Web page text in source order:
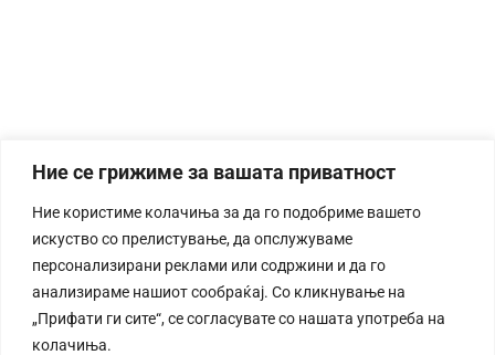
Ние се грижиме за вашата приватност
Ние користиме колачиња за да го подобриме вашето
искуство со прелистување, да опслужуваме
персонализирани реклами или содржини и да го
анализираме нашиот сообраќај. Со кликнување на
„Прифати ги сите“, се согласувате со нашата употреба на
колачиња.